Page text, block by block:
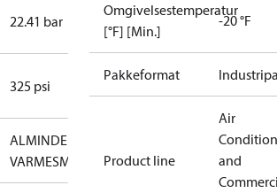
22.41 bar
325 psi
ALMINDELIG
VARMESMELTNING
Omgivelsestemperatur
[°F] [Min.]
-20 °F
Pakkeformat
Product line
Air
and